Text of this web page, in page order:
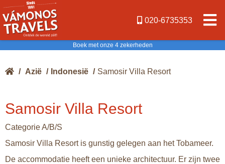
020-6735353
Boek met onze 4 zekerheden
/ Azië / Indonesië / Samosir Villa Resort
Samosir Villa Resort
Categorie A/B/S
Samosir Villa Resort is gunstig gelegen aan het Tobameer.
De accommodatie heeft een unieke architectuur. Er zijn twee